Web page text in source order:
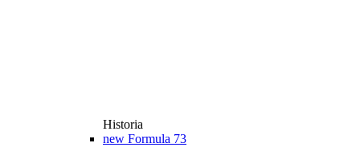
Historia
new Formula 73